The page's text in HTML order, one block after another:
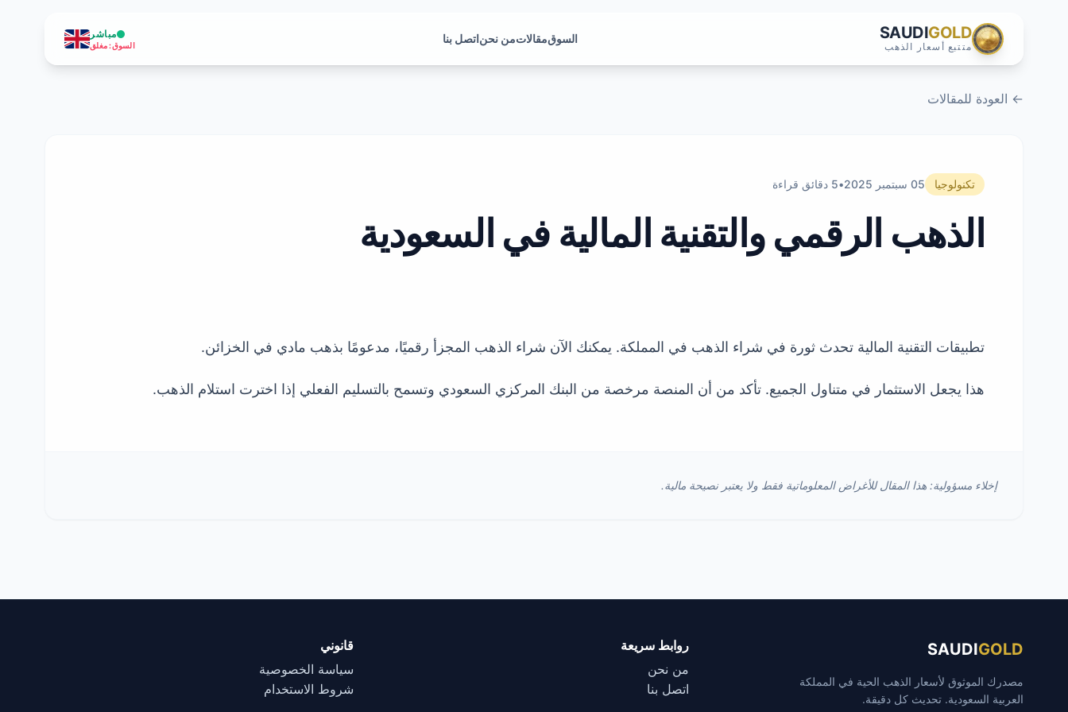
SAUDIGOLD
متتبع أسعار الذهب
السوقمقالاتمن نحناتصل بنا مباشر
السوق:مغلق
← العودة للمقالات
تكنولوجيا 05 سبتمبر 2025 •5 دقائق قراءة
الذهب الرقمي والتقنية المالية في السعودية
تطبيقات التقنية المالية تحدث ثورة في شراء الذهب في المملكة. يمكنك الآن شراء الذهب المجزأ رقميًا، مدعومًا بذهب مادي في الخزائن.
هذا يجعل الاستثمار في متناول الجميع. تأكد من أن المنصة مرخصة من البنك المركزي السعودي وتسمح بالتسليم الفعلي إذا اخترت استلام الذهب.
إخلاء مسؤولية: هذا المقال للأغراض المعلوماتية فقط ولا يعتبر نصيحة مالية.
SAUDIGOLD
مصدرك الموثوق لأسعار الذهب الحية في المملكة
العربية السعودية. تحديث كل دقيقة.
روابط سريعة
من نحن
اتصل بنا
قانوني
سياسة الخصوصية
شروط الاستخدام